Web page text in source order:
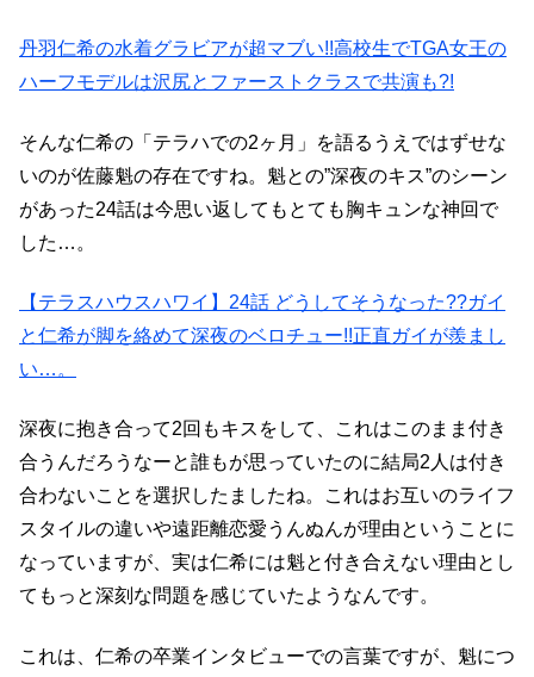
丹羽仁希の水着グラビアが超マブい!!高校生でTGA女王の
ハーフモデルは沢尻とファーストクラスで共演も?!
そんな仁希の「テラハでの2ヶ月」を語るうえではずせな
いのが佐藤魁の存在ですね。魁との”深夜のキス”のシーン
があった24話は今思い返してもとても胸キュンな神回で
した…。
【テラスハウスハワイ】24話 どうしてそうなった??ガイ
と仁希が脚を絡めて深夜のベロチュー!!正直ガイが羨まし
い…。
深夜に抱き合って2回もキスをして、これはこのまま付き
合うんだろうなーと誰もが思っていたのに結局2人は付き
合わないことを選択したましたね。これはお互いのライフ
スタイルの違いや遠距離恋愛うんぬんが理由ということに
なっていますが、実は仁希には魁と付き合えない理由とし
てもっと深刻な問題を感じていたようなんです。
これは、仁希の卒業インタビューでの言葉ですが、魁につ